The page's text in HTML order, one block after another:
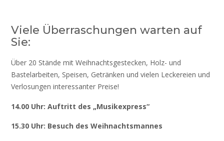
Viele Überraschungen warten auf
Sie:
Über 20 Stände mit Weihnachtsgestecken, Holz- und
Bastelarbeiten, Speisen, Getränken und vielen Leckereien und
Verlosungen interessanter Preise!
14.00 Uhr: Auftritt des „Musikexpress“
15.30 Uhr: Besuch des Weihnachtsmannes